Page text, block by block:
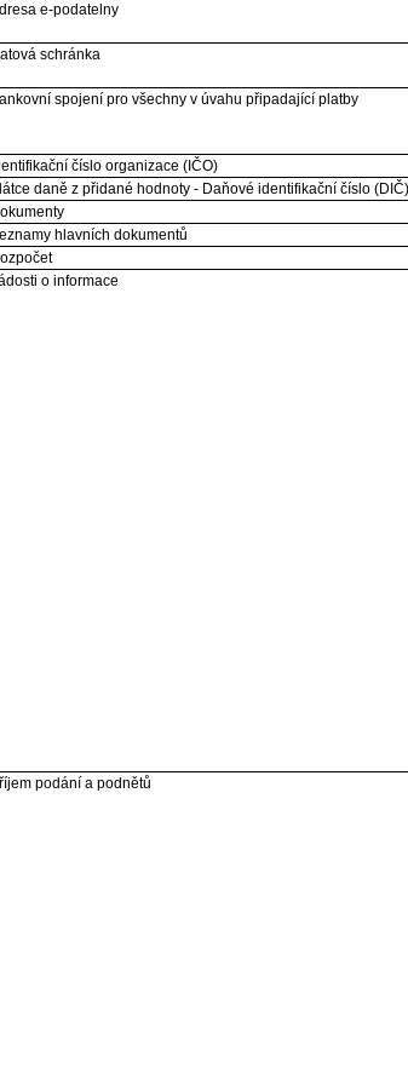
e-podatelny
schránka
spojení pro všechny v úvahu připadající platby
číslo organizace (IČO)
daně z přidané hodnoty - Daňové identifikační číslo (DIČ)
hlavních dokumentů
o informace
podání a podnětů